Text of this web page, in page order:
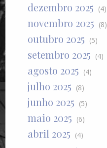
dezembro 2025 (4)
novembro 2025 (8)
outubro 2025 (5)
setembro 2025 (4)
agosto 2025 (4)
julho 2025 (8)
junho 2025 (5)
maio 2025 (6)
abril 2025 (4)